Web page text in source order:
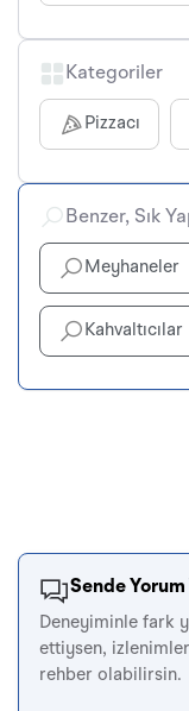
Kategoriler
Pizzacı
Benzer, Sık
Meyhaneler
Kahvaltıcılar
Sende Yorum
Deneyiminle fark
ettiysen,
rehber olabilirsin.